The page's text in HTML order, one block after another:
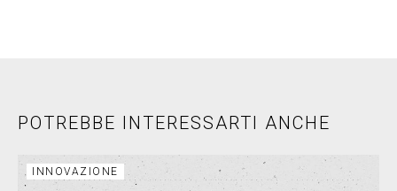
POTREBBE INTERESSARTI ANCHE
INNOVAZIONE